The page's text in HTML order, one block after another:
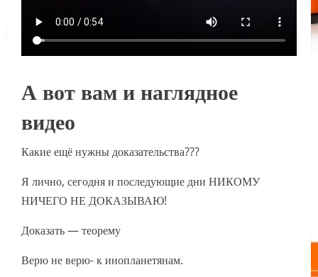
А вот вам и наглядное
видео
Какие ещё нужны доказательства???
Я лично, сегодня и последующие дни НИКОМУ
НИЧЕГО НЕ ДОКАЗЫВАЮ!
Доказать — теорему
Верю не верю- к инопланетянам.